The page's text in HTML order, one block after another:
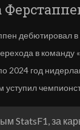
дебютировал в
в команду
2024 год
уступил
StatsF1, за